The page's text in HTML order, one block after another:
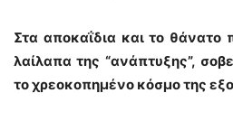
Στα αποκαΐδια και το
λαίλαπα της “ανάπτυξης”,
το χρεοκοπημένο κόσμο της